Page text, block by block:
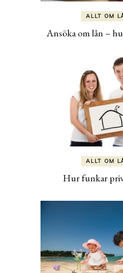
ALLT OM
Ansöka om lån –
ALLT OM
Hur funkar